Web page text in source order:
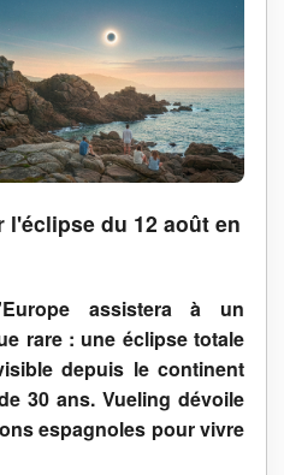
du 12 août en
assistera à un
rare : une éclipse totale
depuis le continent
30 ans. Vueling dévoile
espagnoles pour vivre